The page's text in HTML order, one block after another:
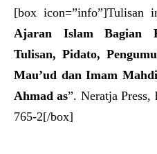
[box icon=”info”]Tulisan
Ajaran Islam Bagian
Tulisan, Pidato,
Mau’ud dan Imam
Ahmad as”. Neratja
765-2[/box]